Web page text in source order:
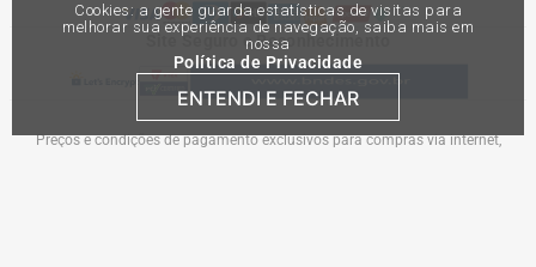
Cookies: a gente guarda estatísticas de visitas para
melhorar sua experiência de navegação, saiba mais em
nossa
Política de Privacidade
ENTENDI E FECHAR
Site Seguro e Reconhecimento
Preços e condições de pagamento exclusivos para compras via internet,